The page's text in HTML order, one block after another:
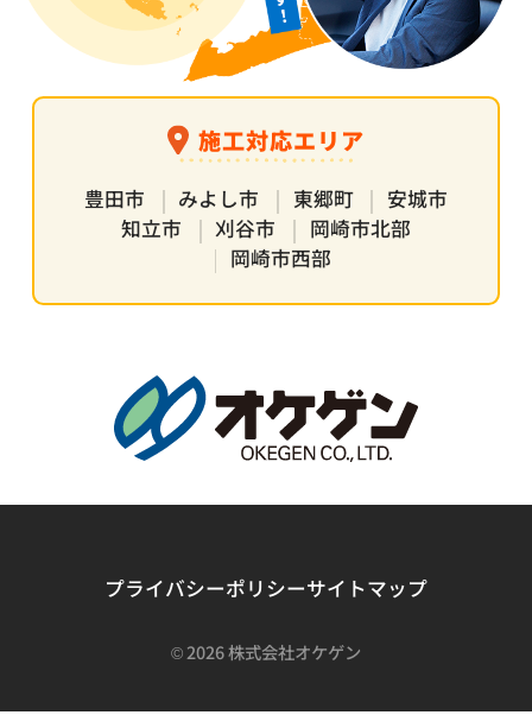
施工対応エリア
豊田市 みよし市 東郷町
安城市
知立市
刈谷市
岡崎市北部
岡崎市西部
プライバシーポリシーサイトマップ
©2026 株式会社オケゲン